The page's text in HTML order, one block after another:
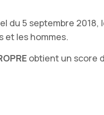
5 septembre
et les hommes.
obtient un score